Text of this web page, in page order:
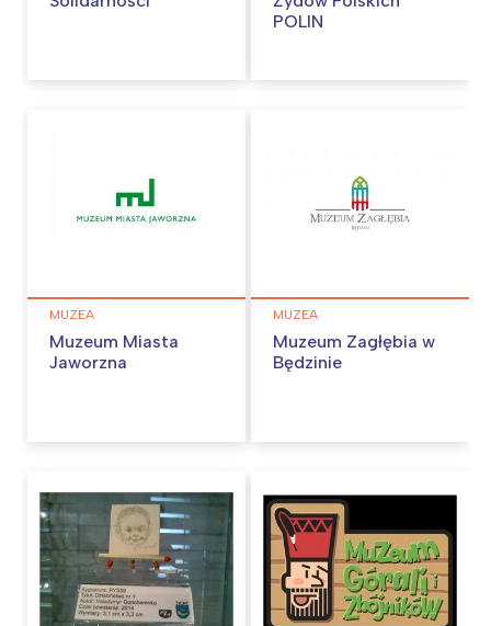
POLIN
MUZEA
Muzeum Miasta
Jaworzna
MUZEA
Muzeum Zagłębia w
Będzinie
Interesują mnie wydarzenia z
tego regionu:
Trójmiasto
Poznań
Wrocław
Południe
Północ
Wszystkie